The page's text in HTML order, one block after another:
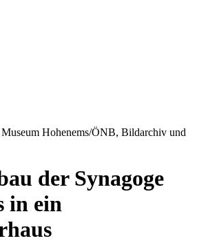
Museum Hohenems/ÖNB, Bildarchiv und
der Synagoge
in ein